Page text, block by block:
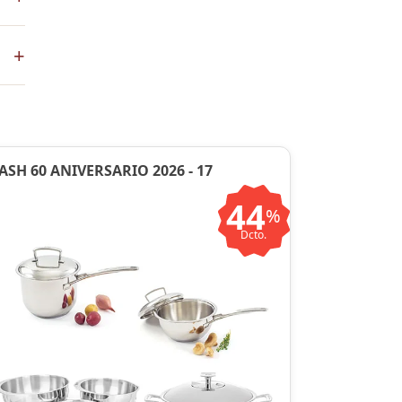
+
60 ANIVERSARIO 2026 - 17
44%
Dcto.